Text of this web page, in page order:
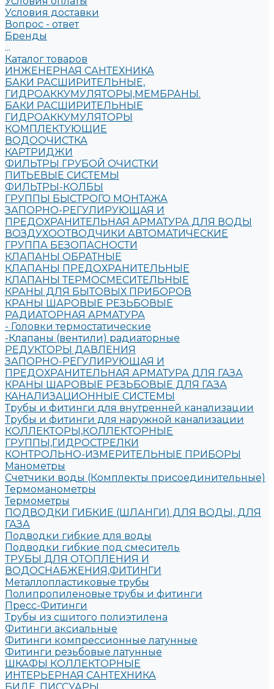
Условия доставки
Вопрос - ответ
Бренды
...
Каталог товаров
ИНЖЕНЕРНАЯ САНТЕХНИКА
БАКИ РАСШИРИТЕЛЬНЫЕ,
ГИДРОАККУМУЛЯТОРЫ,МЕМБРАНЫ.
БАКИ РАСШИРИТЕЛЬНЫЕ
ГИДРОАККУМУЛЯТОРЫ
КОМПЛЕКТУЮЩИЕ
ВОДООЧИСТКА
КАРТРИДЖИ
ФИЛЬТРЫ ГРУБОЙ ОЧИСТКИ
ПИТЬЕВЫЕ СИСТЕМЫ
ФИЛЬТРЫ-КОЛБЫ
ГРУППЫ БЫСТРОГО МОНТАЖА
ЗАПОРНО-РЕГУЛИРУЮЩАЯ И
ПРЕДОХРАНИТЕЛЬНАЯ АРМАТУРА ДЛЯ ВОДЫ
ВОЗДУХООТВОДЧИКИ АВТОМАТИЧЕСКИЕ
ГРУППА БЕЗОПАСНОСТИ
КЛАПАНЫ ОБРАТНЫЕ
КЛАПАНЫ ПРЕДОХРАНИТЕЛЬНЫЕ
КЛАПАНЫ ТЕРМОСМЕСИТЕЛЬНЫЕ
КРАНЫ ДЛЯ БЫТОВЫХ ПРИБОРОВ
КРАНЫ ШАРОВЫЕ РЕЗЬБОВЫЕ
РАДИАТОРНАЯ АРМАТУРА
- Головки термостатические
-Клапаны (вентили) радиаторные
РЕДУКТОРЫ ДАВЛЕНИЯ
ЗАПОРНО-РЕГУЛИРУЮЩАЯ И
ПРЕДОХРАНИТЕЛЬНАЯ АРМАТУРА ДЛЯ ГАЗА
КРАНЫ ШАРОВЫЕ РЕЗЬБОВЫЕ ДЛЯ ГАЗА
КАНАЛИЗАЦИОННЫЕ СИСТЕМЫ
Трубы и фитинги для внутренней канализации
Трубы и фитинги для наружной канализации
КОЛЛЕКТОРЫ,КОЛЛЕКТОРНЫЕ
ГРУППЫ,ГИДРОСТРЕЛКИ
КОНТРОЛЬНО-ИЗМЕРИТЕЛЬНЫЕ ПРИБОРЫ
Манометры
Счетчики воды (Комплекты присоединительные)
Термоманометры
Термометры
ПОДВОДКИ ГИБКИЕ (ШЛАНГИ) ДЛЯ ВОДЫ, ДЛЯ
ГАЗА
Подводки гибкие для воды
Подводки гибкие под смеситель
ТРУБЫ ДЛЯ ОТОПЛЕНИЯ И
ВОДОСНАБЖЕНИЯ,ФИТИНГИ
Металлопластиковые трубы
Полипропиленовые трубы и фитинги
Пресс-Фитинги
Трубы из сшитого полиэтилена
Фитинги аксиальные
Фитинги компрессионные латунные
Фитинги резьбовые латунные
ШКАФЫ КОЛЛЕКТОРНЫЕ
ИНТЕРЬЕРНАЯ САНТЕХНИКА